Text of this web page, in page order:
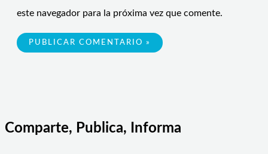
este navegador para la próxima vez que comente.
Comparte, Publica, Informa